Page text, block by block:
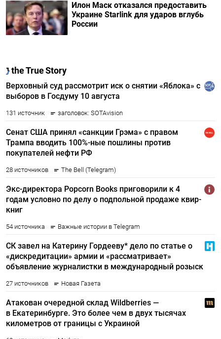
Илон Маск отказался предоставить
Украине Starlink для ударов вглубь
России